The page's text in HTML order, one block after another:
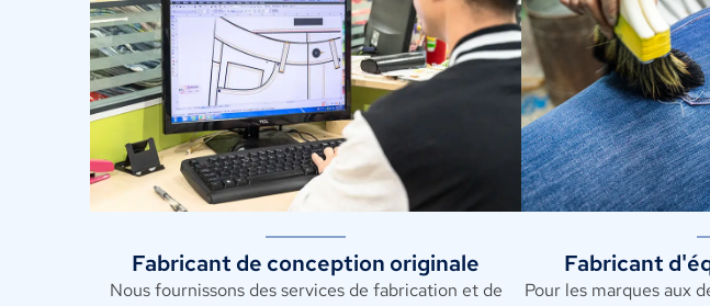
Fabricant de conception originale
Nous fournissons des services de fabrication et de
Fabricant
Pour les marques aux